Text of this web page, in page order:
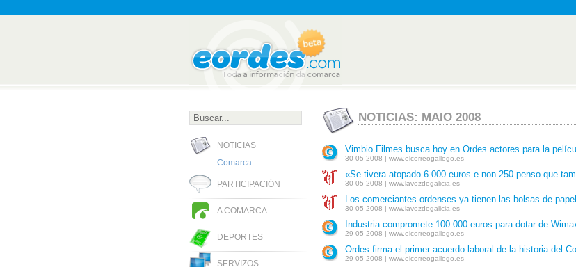
NOTICIAS
Comarca
PARTICIPACIÓN
A COMARCA
DEPORTES
SERVIZOS
NOTICIAS: MAIO 2008
Vimbio Filmes busca hoy en Ordes actores para la
30-05-2008 | www.elcorreogallego.es
«Se tivera atopado 6.000 euros e non 250 penso que
30-05-2008 | www.lavozdegalicia.es
Los comerciantes ordenses ya tienen las bolsas de
30-05-2008 | www.lavozdegalicia.es
Industria compromete 100.000 euros para dotar de
29-05-2008 | www.elcorreogallego.es
Ordes firma el primer acuerdo laboral de la historia del
29-05-2008 | www.elcorreogallego.es